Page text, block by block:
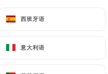
西班牙语
意大利语
西班牙语
意大利语